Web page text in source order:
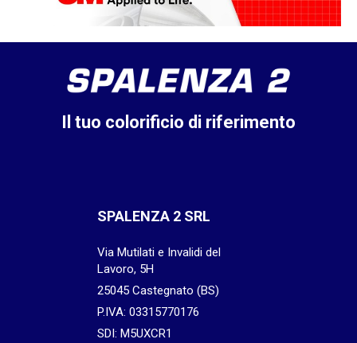
Il tuo colorificio di riferimento
SPALENZA 2 SRL
Via Mutilati e Invalidi del
Lavoro, 5H
25045 Castegnato (BS)
P.IVA: 03315770176
SDI: M5UXCR1